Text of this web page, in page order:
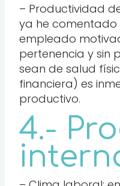
– Productividad
ya he comentado
empleado
pertenencia y sin
sean de salud
financiera) es
productivo.
4.-